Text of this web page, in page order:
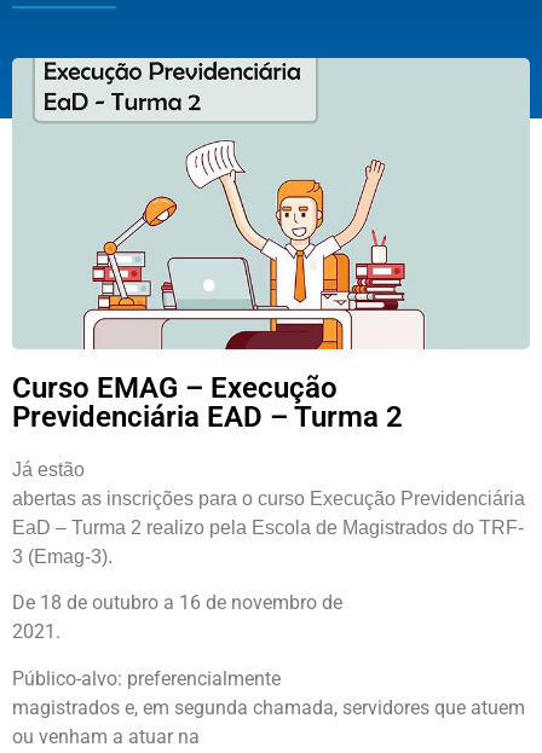
Curso EMAG – Execução
Previdenciária EAD – Turma 2
Já estão
abertas as inscrições para o curso Execução Previdenciária
EaD – Turma 2 realizo pela Escola de Magistrados do TRF-
3 (Emag-3).
De 18 de outubro a 16 de novembro de
2021.
Público-alvo: preferencialmente
magistrados e, em segunda chamada, servidores que atuem
ou venham a atuar na